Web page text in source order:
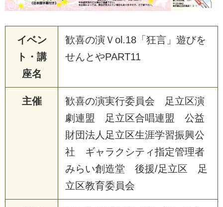
イベン
ト・講
座名
歓喜の演Ｖol.18「狂言」遊びを
せんとやPART11
主催
歓喜の演実行委員会 足立区演
劇連盟 足立区合唱連盟 公益
財団法人足立区生涯学習振興公
社 ギャラクシティ指定管理者
みらい創造堂 後援/足立区 足
立区教育委員会